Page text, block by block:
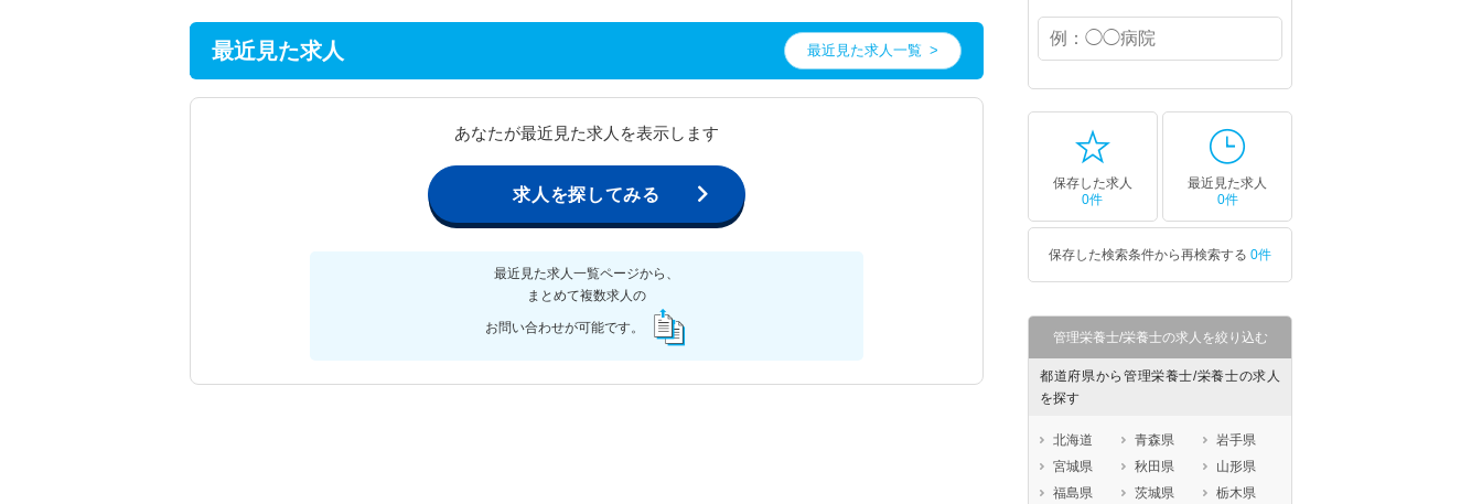
最近見た求人 最近見た求人一覧
あなたが最近見た求人を表示します
求人を探してみる
最近見た求人一覧ページから、
まとめて複数求人の
お問い合わせが可能です。
保存した求人
0件
最近見た求人
0件
保存した検索条件から再検索する 0件
管理栄養士/栄養士の求人を絞り込む
都道府県から管理栄養士/栄養士の求人
を探す
北海道 青森県
岩手県
宮城県
秋田県
山形県
福島県
茨城県
栃木県